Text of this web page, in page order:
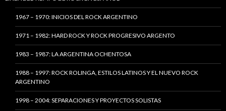
1967 – 1970: INICIOS DEL ROCK ARGENTINO
1971 – 1982: HARD ROCK Y ROCK PROGRESIVO ARGENTO
1983 – 1987: LA ARGENTINA OCHENTOSA
1988 – 1997: ROCK ROLINGA, ESTILOS LATINOS Y EL NUEVO ROCK
ARGENTINO
1998 – 2004: SEPARACIONES Y PROYECTOS SOLISTAS